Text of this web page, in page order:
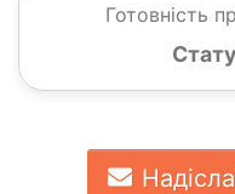
Готовність